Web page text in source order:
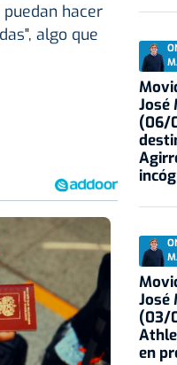
hacer
algo que
José
(06/
José
(03/
en